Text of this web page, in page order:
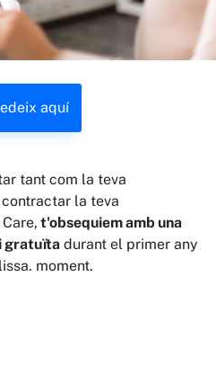
aquí
tant com la teva
la teva
t'obsequiem amb una
gratuïta durant el primer any
moment.